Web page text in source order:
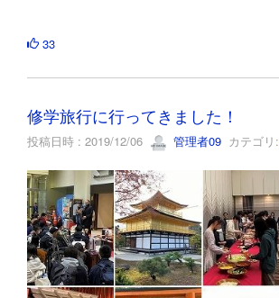
33
修学旅行に行ってきました！
投稿日時 : 2019/12/06 管理者09 カテゴリ: